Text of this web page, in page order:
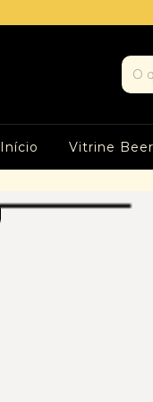
Início Vitrine